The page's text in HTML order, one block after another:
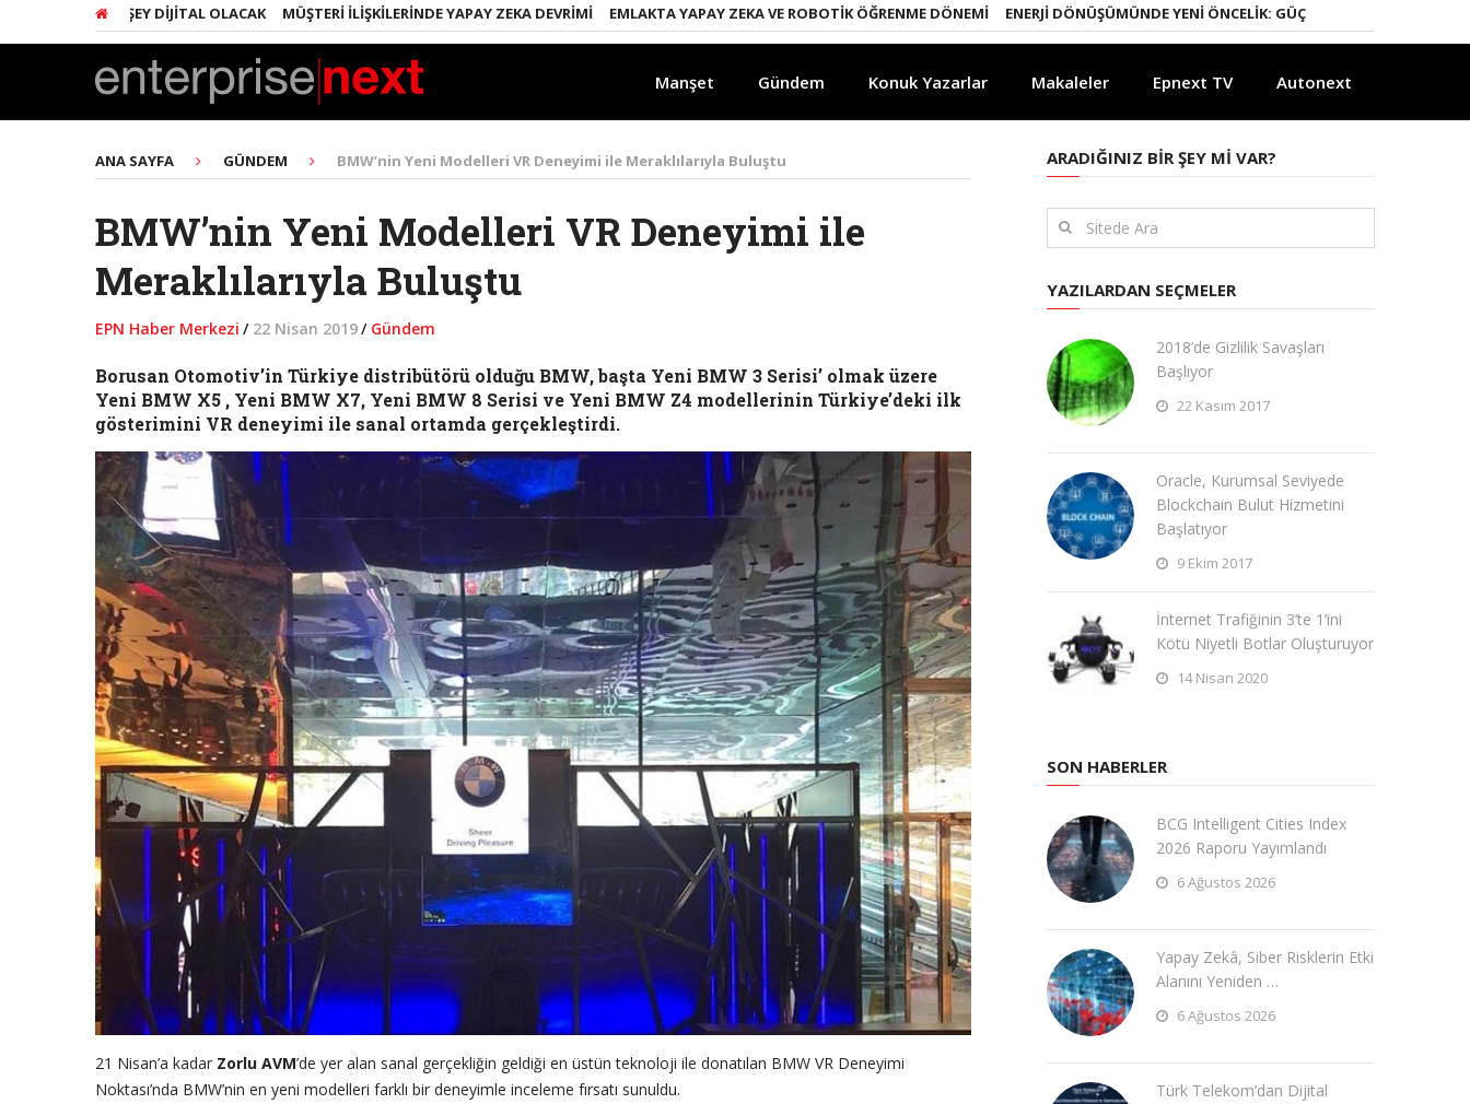
HER ŞEY DIJITAL OLACAK MÜŞTERI İLIŞKILERINDE YAPAY ZEKA DEVRIMI EMLAKTA YAPAY ZEKA VE ROBOTIK ÖĞRENME DÖNEMI ENERJI DÖNÜŞÜMÜNDE YENI ÖNCELIK: GÜÇLÜ ELEKTRIK ŞEBEKELERI
Manşet Gündem Konuk Yazarlar Makaleler Epnext TV Autonext
ANA SAYFA GÜNDEM BMW’nin Yeni Modelleri VR Deneyimi ile Meraklılarıyla Buluştu
BMW’nin Yeni Modelleri VR Deneyimi ile
Meraklılarıyla Buluştu
EPN Haber Merkezi / 22 Nisan 2019/ Gündem
Borusan Otomotiv’in Türkiye distribütörü olduğu BMW, başta Yeni BMW 3 Serisi’ olmak üzere
Yeni BMW X5 , Yeni BMW X7, Yeni BMW 8 Serisi ve Yeni BMW Z4 modellerinin Türkiye’deki ilk
gösterimini VR deneyimi ile sanal ortamda gerçekleştirdi.
21 Nisan’a kadar Zorlu AVM’de yer alan sanal gerçekliğin geldiği en üstün teknoloji ile donatılan BMW VR Deneyimi
Noktası’nda BMW’nin en yeni modelleri farklı bir deneyimle inceleme fırsatı sunuldu.
ARADIĞINIZ BIR ŞEY MI VAR?
YAZILARDAN SEÇMELER
2018’de Gizlilik Savaşları
Başlıyor
22 Kasım 2017
Oracle, Kurumsal Seviyede
Blockchain Bulut Hizmetini
Başlatıyor
9 Ekim 2017
İnternet Trafiğinin 3’te 1’ini
Kötü Niyetli Botlar Oluşturuyor
14 Nisan 2020
SON HABERLER
BCG Intelligent Cities Index
2026 Raporu Yayımlandı
6 Ağustos 2026
Yapay Zekâ, Siber Risklerin Etki
Alanını Yeniden …
6 Ağustos 2026
Türk Telekom’dan Dijital